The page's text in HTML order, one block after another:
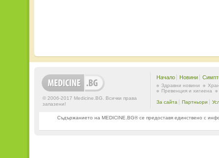
© 2006-2017 Medicine.BG. Всички права
запазени!
Начало Новини
Здравни новини
Превенция и хигиена
За сайта Партньори
Съдържанието на MEDICINE.BG® се предоставя единствено с